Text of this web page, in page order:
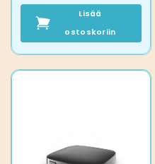
Lisää
ostoskoriin